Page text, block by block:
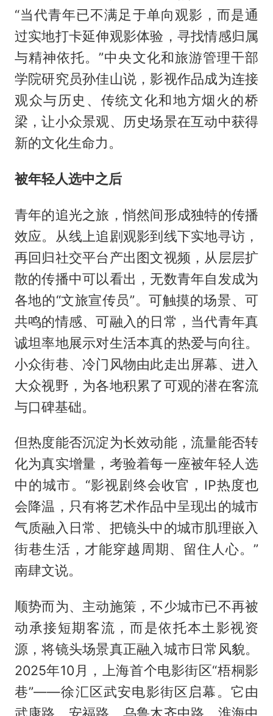
“当代青年已不满足于单向观影，而是通
过实地打卡延伸观影体验，寻找情感归属
与精神依托。”中央文化和旅游管理干部
学院研究员孙佳山说，影视作品成为连接
观众与历史、传统文化和地方烟火的桥
梁，让小众景观、历史场景在互动中获得
新的文化生命力。
被年轻人选中之后
青年的追光之旅，悄然间形成独特的传播
效应。从线上追剧观影到线下实地寻访，
再回归社交平台产出图文视频，从层层扩
散的传播中可以看出，无数青年自发成为
各地的“文旅宣传员”。可触摸的场景、可
共鸣的情感、可融入的日常，当代青年真
诚坦率地展示对生活本真的热爱与向往。
小众街巷、冷门风物由此走出屏幕、进入
大众视野，为各地积累了可观的潜在客流
与口碑基础。
但热度能否沉淀为长效动能，流量能否转
化为真实增量，考验着每一座被年轻人选
中的城市。“影视剧终会收官，IP热度也
会降温，只有将艺术作品中呈现出的城市
气质融入日常、把镜头中的城市肌理嵌入
街巷生活，才能穿越周期、留住人心。”
南肆文说。
顺势而为、主动施策，不少城市已不再被
动承接短期客流，而是依托本土影视资
源，将镜头场景真正融入城市日常风貌。
2025年10月，上海首个电影街区“梧桐影
巷”——徐汇区武安电影街区启幕。它由